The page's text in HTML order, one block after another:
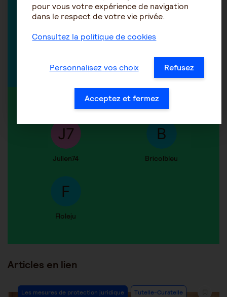
Avocate
Découvrir tous nos experts
MEMBRES ACTIFS DANS LA DISCUSSION
Julien74 Bricolbleu
Floleju
Articles en lien
Les mesures de protection juridique Tutelle-Curatelle
pour vous votre expérience de navigation
dans le respect de votre vie privée.
Consultez la politique de cookies
Personnalisez vos choix Refusez
Acceptez et fermez